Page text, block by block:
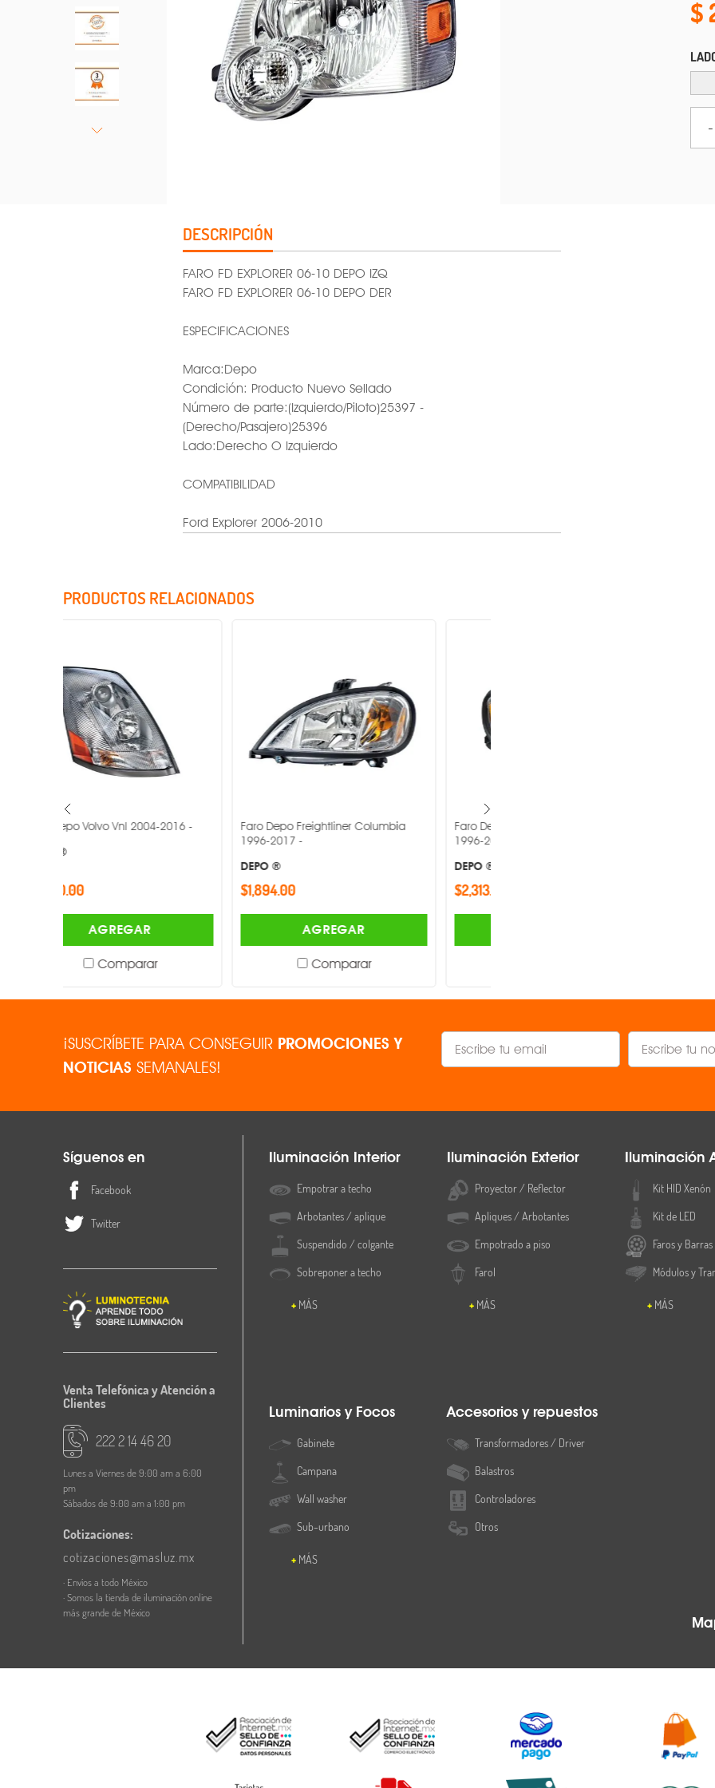
-
DESCRIPCIÓN
FARO FD EXPLORER 06-10 DEPO IZQ
FARO FD EXPLORER 06-10 DEPO DER
ESPECIFICACIONES
Marca:Depo
Condición: Producto Nuevo Sellado
Número de parte:(Izquierdo/Piloto)25397 -
(Derecho/Pasajero)25396
Lado:Derecho O Izquierdo
COMPATIBILIDAD
Ford Explorer 2006-2010
PRODUCTOS RELACIONADOS
Faro Depo Freightliner Columbia
$1,894.00
AGREGAR
Comparar
Faro Depo Freightliner Columbia
1996-2017 -
$2,313.00
AGREGAR
Comparar
¡SUSCRÍBETE PARA CONSEGUIR PROMOCIONES Y
NOTICIAS SEMANALES!
Síguenos en
Facebook
Twitter
Venta Telefónica y Atención a
Clientes
222 2 14 46 20
Lunes a Viernes de 9:00 am a 6:00
pm
Sábados de 9:00 am a 1:00 pm
Cotizaciones:
cotizaciones@masluz.mx
· Envíos a todo México
· Somos la tienda de iluminación online
más grande de México
Iluminación Interior
Empotrar a techo
Arbotantes / aplique
Suspendido / colgante
Sobreponer a techo
MÁS
Iluminación Exterior
Proyector / Reflector
Apliques / Arbotantes
Empotrado a piso
Farol
MÁS
Iluminación
Kit HID Xenón
Kit de LED
Faros y Barras
Módulos y
MÁS
Luminarios y Focos
Gabinete
Campana
Wall washer
Sub-urbano
MÁS
Accesorios y repuestos
Transformadores / Driver
Balastros
Controladores
Otros